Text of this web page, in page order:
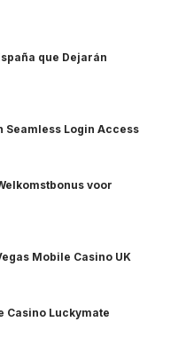
que Dejarán
Seamless Login Access
voor
Mobile Casino UK
Casino Luckymate